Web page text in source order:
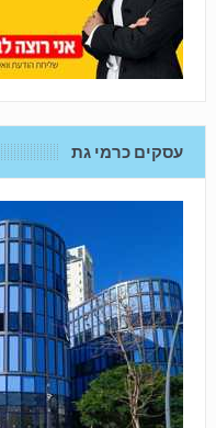
עסקים כרמי גת